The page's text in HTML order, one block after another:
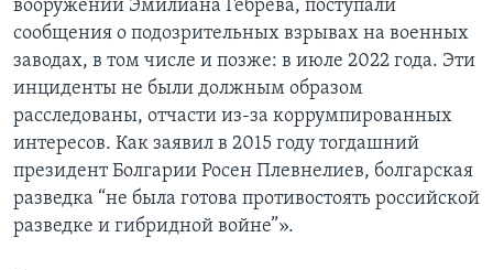
вооружений Эмилиана Гебрева, поступали
сообщения о подозрительных взрывах на военных
заводах, в том числе и позже: в июле 2022 года. Эти
инциденты не были должным образом
расследованы, отчасти из-за коррумпированных
интересов. Как заявил в 2015 году тогдашний
президент Болгарии Росен Плевнелиев, болгарская
разведка “не была готова противостоять российской
разведке и гибридной войне”».